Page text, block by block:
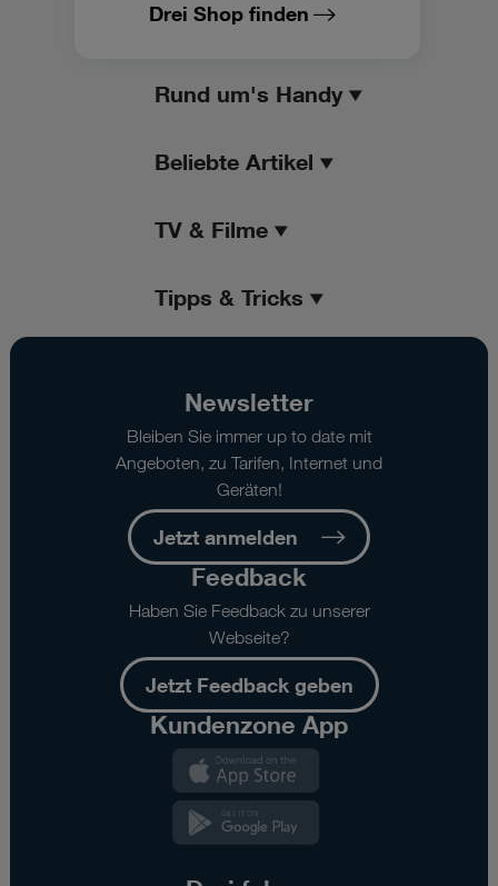
Drei Shop finden
Rund um's Handy
Beliebte Artikel
TV & Filme
Tipps & Tricks
Newsletter
Bleiben Sie immer up to date mit
Angeboten, zu Tarifen, Internet und
Geräten!
Jetzt anmelden
Feedback
Haben Sie Feedback zu unserer
Webseite?
Jetzt Feedback geben
Kundenzone App